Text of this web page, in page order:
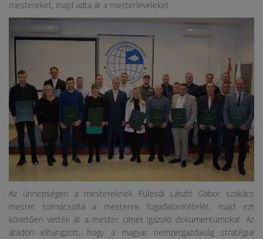
mestereket, majd adta át a mesterleveleket.
Az ünnepségen a mestereknek Fülesdi László Gábor szakács
mester tolmácsolta a mesterek fogadalomtételét, majd ezt
követően vették át a mester címet igazoló dokumentumokat. Az
átadón elhangzott, hogy a magyar nemzetgazdaság stratégiai